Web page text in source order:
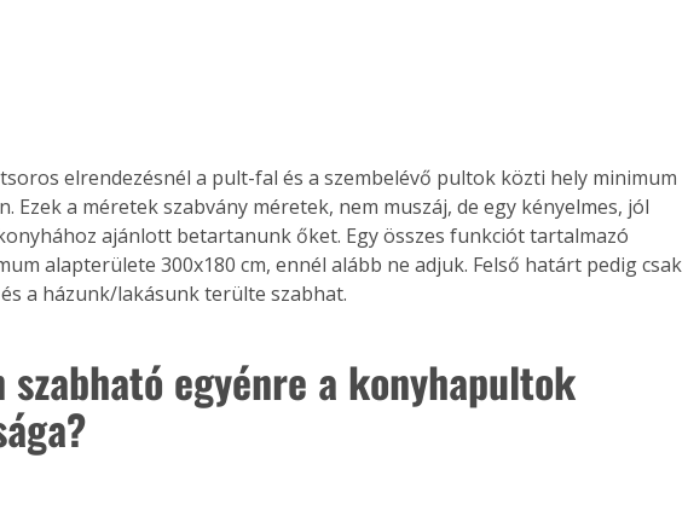
elrendezésnél a pult-fal és a szembelévő pultok közti hely minimum
Ezek a méretek szabvány méretek, nem muszáj, de egy kényelmes, jól
ajánlott betartanunk őket. Egy összes funkciót tartalmazó
alapterülete 300x180 cm, ennél alább ne adjuk. Felső határt pedig csak
a házunk/lakásunk terülte szabhat.
szabható egyénre a konyhapultok